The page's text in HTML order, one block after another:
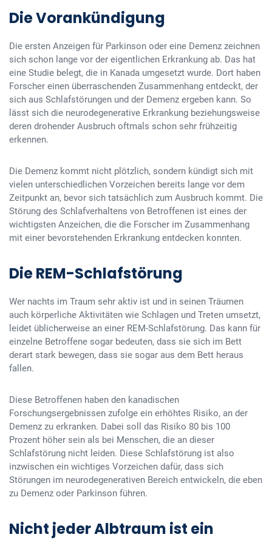
Die Vorankündigung
Die ersten Anzeigen für Parkinson oder eine Demenz zeichnen
sich schon lange vor der eigentlichen Erkrankung ab. Das hat
eine Studie belegt, die in Kanada umgesetzt wurde. Dort haben
Forscher einen überraschenden Zusammenhang entdeckt, der
sich aus Schlafstörungen und der Demenz ergeben kann. So
lässt sich die neurodegenerative Erkrankung beziehungsweise
deren drohender Ausbruch oftmals schon sehr frühzeitig
erkennen.
Die Demenz kommt nicht plötzlich, sondern kündigt sich mit
vielen unterschiedlichen Vorzeichen bereits lange vor dem
Zeitpunkt an, bevor sich tatsächlich zum Ausbruch kommt. Die
Störung des Schlafverhaltens von Betroffenen ist eines der
wichtigsten Anzeichen, die die Forscher im Zusammenhang
mit einer bevorstehenden Erkrankung entdecken konnten.
Die REM-Schlafstörung
Wer nachts im Traum sehr aktiv ist und in seinen Träumen
auch körperliche Aktivitäten wie Schlagen und Treten umsetzt,
leidet üblicherweise an einer REM-Schlafstörung. Das kann für
einzelne Betroffene sogar bedeuten, dass sie sich im Bett
derart stark bewegen, dass sie sogar aus dem Bett heraus
fallen.
Diese Betroffenen haben den kanadischen
Forschungsergebnissen zufolge ein erhöhtes Risiko, an der
Demenz zu erkranken. Dabei soll das Risiko 80 bis 100
Prozent höher sein als bei Menschen, die an dieser
Schlafstörung nicht leiden. Diese Schlafstörung ist also
inzwischen ein wichtiges Vorzeichen dafür, dass sich
Störungen im neurodegenerativen Bereich entwickeln, die eben
zu Demenz oder Parkinson führen.
Nicht jeder Albtraum ist ein